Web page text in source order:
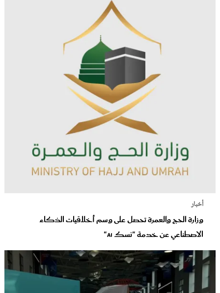
أخبار
وزارة الحج والعمرة تحصل على وسم أخلاقيات الذكاء
الاصطناعي عن خدمة "نسك AI"